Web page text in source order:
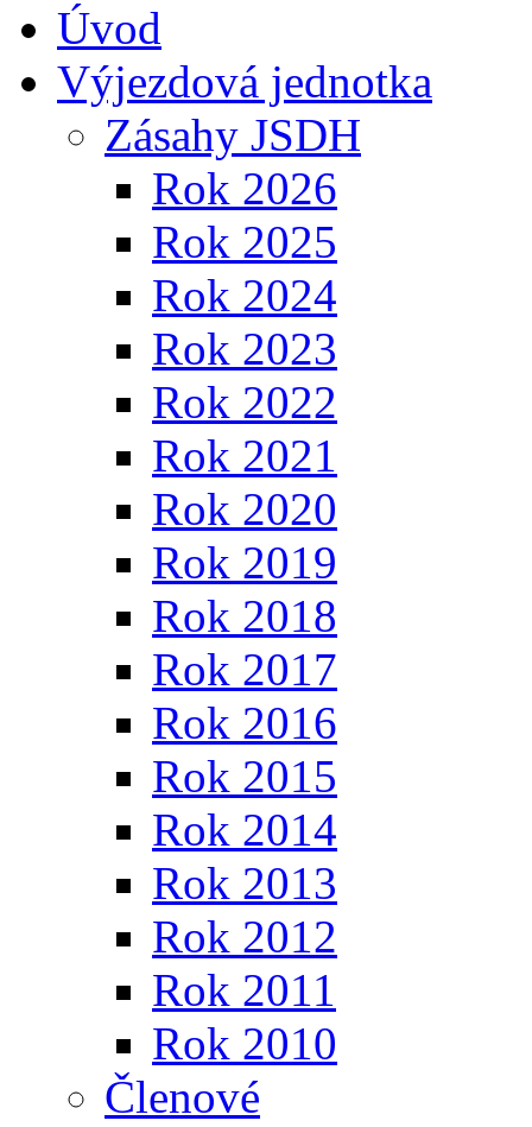
Úvod
Výjezdová jednotka
Zásahy JSDH
Rok 2026
Rok 2025
Rok 2024
Rok 2023
Rok 2022
Rok 2021
Rok 2020
Rok 2019
Rok 2018
Rok 2017
Rok 2016
Rok 2015
Rok 2014
Rok 2013
Rok 2012
Rok 2011
Rok 2010
Členové